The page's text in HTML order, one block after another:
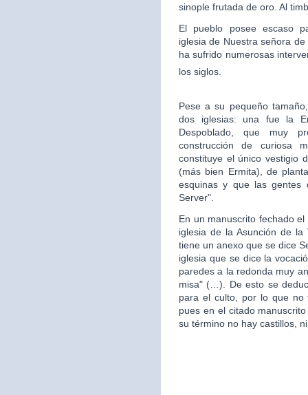
sinople frutada de oro. Al
El pueblo posee escaso
iglesia de Nuestra señora
ha sufrido numerosas
los siglos.
Pese a su pequeño
dos iglesias: una fue la
Despoblado, que muy
construcción de curiosa
constituye el único vestigio
(más bien Ermita), de
esquinas y que las gentes
Server".
En un manuscrito fechado
iglesia de la Asunción de
tiene un anexo que se dice
iglesia que se dice la
paredes a la redonda muy
misa" (…). De esto se
para el culto, por lo que no
pues en el citado
su término no hay castillos,